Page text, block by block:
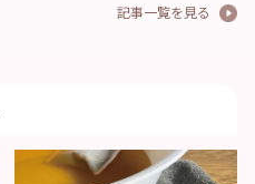
記事一覧を見る